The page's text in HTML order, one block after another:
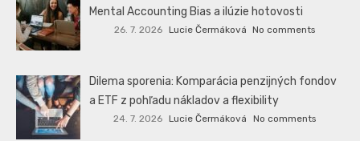
Mental Accounting Bias a ilúzie hotovosti
26. 7. 2026 Lucie Čermáková No comments
Dilema sporenia: Komparácia penzijných fondov
a ETF z pohľadu nákladov a flexibility
24. 7. 2026 Lucie Čermáková No comments